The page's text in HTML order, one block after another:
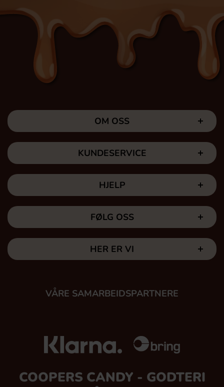
OM OSS
KUNDESERVICE
HJELP
FØLG OSS
HER ER VI
VÅRE SAMARBEIDSPARTNERE
COOPERS CANDY - GODTERI